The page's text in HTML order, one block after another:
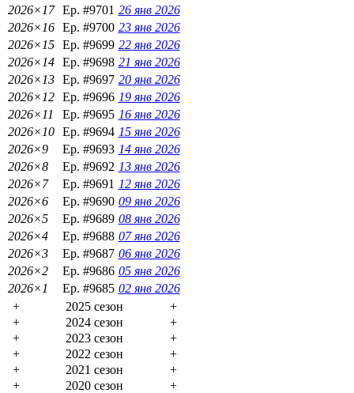
2026×17 Ep. #9701 26 янв 2026
2026×16 Ep. #9700 23 янв 2026
2026×15 Ep. #9699 22 янв 2026
2026×14 Ep. #9698 21 янв 2026
2026×13 Ep. #9697 20 янв 2026
2026×12 Ep. #9696 19 янв 2026
2026×11
Ep. #9695 16 янв 2026
2026×10 Ep. #9694 15 янв 2026
2026×9
Ep. #9693 14 янв 2026
2026×8
Ep. #9692 13 янв 2026
2026×7
Ep. #9691 12 янв 2026
2026×6
Ep. #9690 09 янв 2026
2026×5
Ep. #9689 08 янв 2026
2026×4
Ep. #9688 07 янв 2026
2026×3
Ep. #9687 06 янв 2026
2026×2
Ep. #9686 05 янв 2026
2026×1
Ep. #9685 02 янв 2026
+
2025 сезон
+
+
2024 сезон
+
+
2023 сезон
+
+
2022 сезон
+
+
2021 сезон
+
+
2020 сезон
+